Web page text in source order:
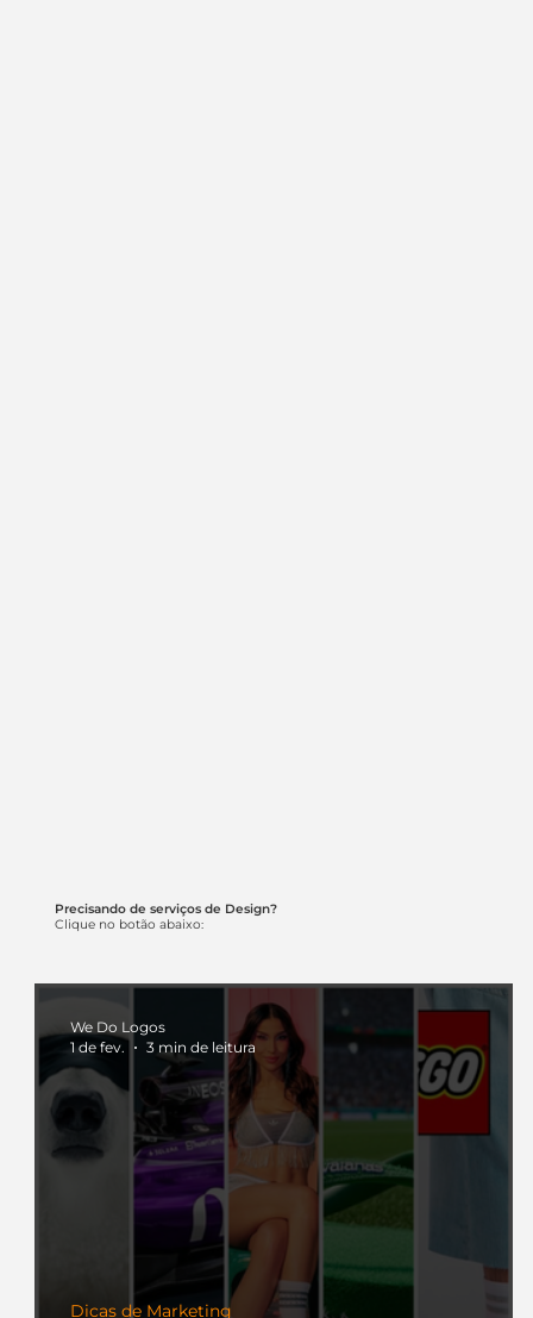
Precisando de serviços de Design?
Clique no botão abaixo:
Dicas de Marketing
We Do Logos
1 de fev.
3 min de leitura